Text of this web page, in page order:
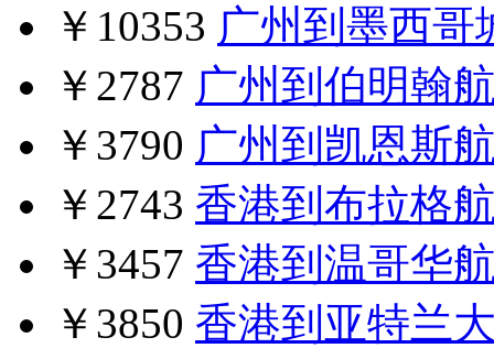
￥10353 广州到墨西哥
￥2787 广州到伯明翰
￥3790 广州到凯恩斯
￥2743 香港到布拉格
￥3457 香港到温哥华
￥3850 香港到亚特兰